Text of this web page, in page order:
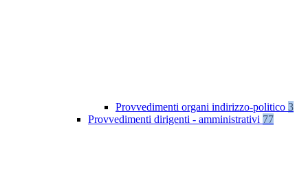
Provvedimenti organi indirizzo-politico 3
Provvedimenti dirigenti - amministrativi 77